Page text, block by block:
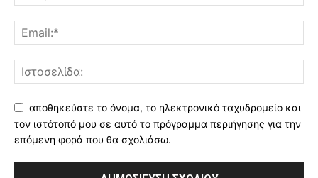
αποθηκεύστε το όνομα, το ηλεκτρονικό ταχυδρομείο και
τον ιστότοπό μου σε αυτό το πρόγραμμα περιήγησης για την
επόμενη φορά που θα σχολιάσω.